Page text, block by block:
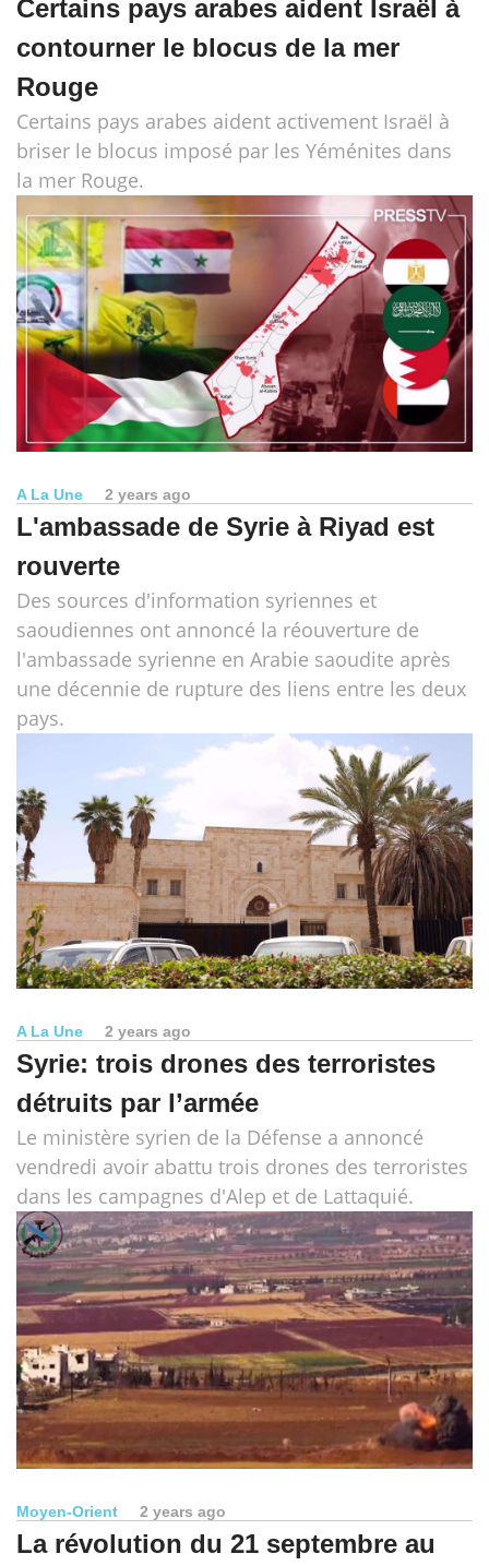
Certains pays arabes aident Israël à
contourner le blocus de la mer
Rouge
Certains pays arabes aident activement Israël à
briser le blocus imposé par les Yéménites dans
la mer Rouge.
A La Une 2 years ago
L'ambassade de Syrie à Riyad est
rouverte
Des sources d'information syriennes et
saoudiennes ont annoncé la réouverture de
l'ambassade syrienne en Arabie saoudite après
une décennie de rupture des liens entre les deux
pays.
A La Une 2 years ago
Syrie: trois drones des terroristes
détruits par l’armée
Le ministère syrien de la Défense a annoncé
vendredi avoir abattu trois drones des terroristes
dans les campagnes d'Alep et de Lattaquié.
Moyen-Orient 2 years ago
La révolution du 21 septembre au